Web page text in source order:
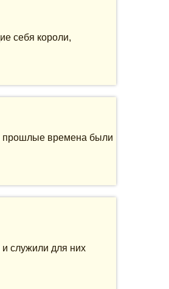
себя короли,
прошлые времена были
служили для них